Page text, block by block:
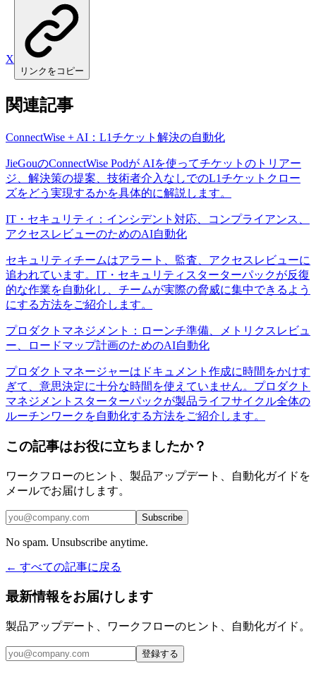
X
リンクをコピー
関連記事
ConnectWise + AI：L1チケット解決の自動化
JieGouのConnectWise Podが AIを使ってチケットのトリアー
ジ、解決策の提案、技術者介入なしでのL1チケットクロー
ズをどう実現するかを具体的に解説します。
IT・セキュリティ：インシデント対応、コンプライアンス、
アクセスレビューのためのAI自動化
セキュリティチームはアラート、監査、アクセスレビューに
追われています。IT・セキュリティスターターパックが反復
的な作業を自動化し、チームが実際の脅威に集中できるよう
にする方法をご紹介します。
プロダクトマネジメント：ローンチ準備、メトリクスレビュ
ー、ロードマップ計画のためのAI自動化
プロダクトマネージャーはドキュメント作成に時間をかけす
ぎて、意思決定に十分な時間を使えていません。プロダクト
マネジメントスターターパックが製品ライフサイクル全体の
ルーチンワークを自動化する方法をご紹介します。
この記事はお役に立ちましたか？
ワークフローのヒント、製品アップデート、自動化ガイドを
メールでお届けします。
Subscribe
No spam. Unsubscribe anytime.
← すべての記事に戻る
最新情報をお届けします
製品アップデート、ワークフローのヒント、自動化ガイド。
登録する